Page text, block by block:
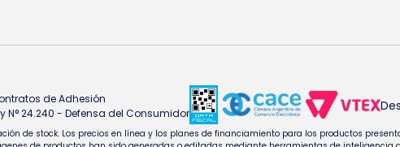
de Adhesión
N° 24.240 - Defensa del Consumidor
de stock. Los precios en línea y los planes de financiamiento para los productos